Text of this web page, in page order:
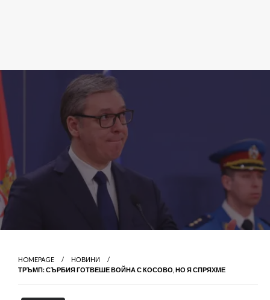
HOMEPAGE
НОВИНИ
ТРЪМП: СЪРБИЯ ГОТВЕШЕ ВОЙНА С КОСОВО, НО Я СПРЯХМЕ